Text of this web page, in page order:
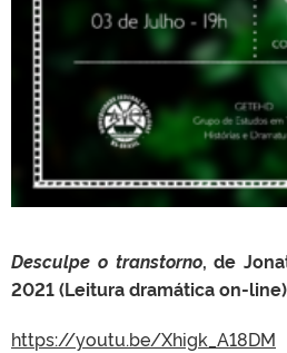
Desculpe o transtorno, de
2021 (Leitura dramática on-line)
https://youtu.be/Xhigk_A18DM